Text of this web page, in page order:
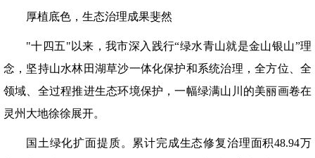
厚植底色，生态治理成果斐然
"十四五"以来，我市深入践行“绿水青山就是金山银山”理
念，坚持山水林田湖草沙一体化保护和系统治理，全方位、全
领域、全过程推进生态环境保护，一幅绿满山川的美丽画卷在
灵州大地徐徐展开。
国土绿化扩面提质。累计完成生态修复治理面积48.94万